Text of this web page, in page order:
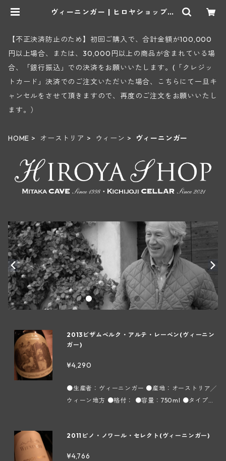
ヴィーニンガー | ヒロヤショップ
【不正決済防止のため】初回ご購入で、合計金額が100,000
円以上場合、または、30,000円以上の商品が含まれている場
合、「銀行振込」での決済をお願いいたします。(「クレジッ
トカード」決済でのご注文いただいた場合、こちらにて一旦キ
ャンセルをさせて頂きますので、再度のご注文をお願いいたし
ます。）
HOME オーストリア ウィーン ヴィーニンガー
2013ビザムベルク・アルテ・レーベン(ヴィーニン
ガー)
¥4,290
●生産者：ヴィーニンガー ●産地：オーストリア╱
ウィーン地方 ●格付： ●容量：750ml ●タイプ：
います。
2011ピノ・ノワール・セレクト(ヴィーニンガー)
¥4,766